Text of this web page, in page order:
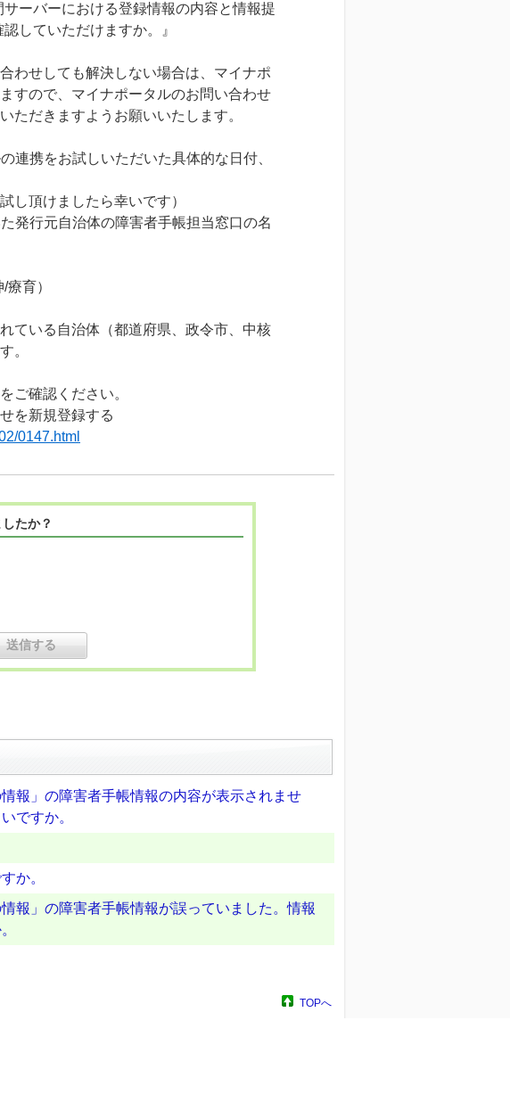
ーバーにおける登録情報の内容と情報提
していただけますか。』
わせしても解決しない場合は、マイナポ
すので、マイナポータルのお問い合わせ
ただきますようお願いいたします。
連携をお試しいただいた具体的な日付、
頂けましたら幸いです）
発行元自治体の障害者手帳担当窓口の名
育）
ている自治体（都道府県、政令市、中核
。
ご確認ください。
を新規登録する
0147.html
たか？
報」の障害者手帳情報の内容が表示されませ
ですか。
か。
報」の障害者手帳情報が誤っていました。情報
TOPへ